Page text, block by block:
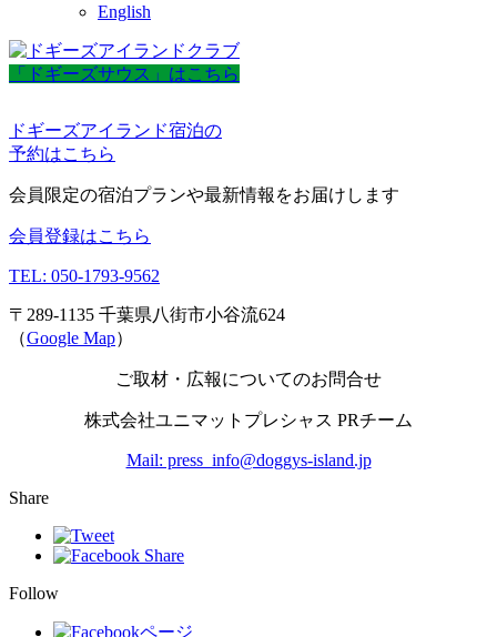
English
「ドギーズサウス」はこちら
ドギーズアイランド宿泊の
予約はこちら
会員限定の宿泊プランや最新情報をお届けします
会員登録はこちら
TEL: 050-1793-9562
〒289-1135 千葉県八街市小谷流624
（Google Map）
ご取材・広報についてのお問合せ
株式会社ユニマットプレシャス PRチーム
Mail: press_info@doggys-island.jp
Share
Follow